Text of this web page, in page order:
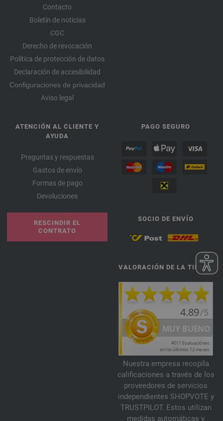
Contacto
Boletín de noticias
CGC
Derecho de revocación
Política de protección de datos
Declaración de accesibilidad
Configuraciones de privacidad
Aviso legal
ATENCIÓN AL CLIENTE Y
AYUDA
Preguntas y respuestas
Gastos de envío
Formas de pago
Devoluciones
RESCINDIR EL
CONTRATO
PAGO SEGURO
SOCIO DE ENVÍO
VALORACIÓN DE LA TIENDA
Nuestra empresa recopila
calificaciones a través de los
proveedores de servicios
independientes SHOPVOTE y
TRUSTPILOT. Estos utilizan
medidas automáticas y